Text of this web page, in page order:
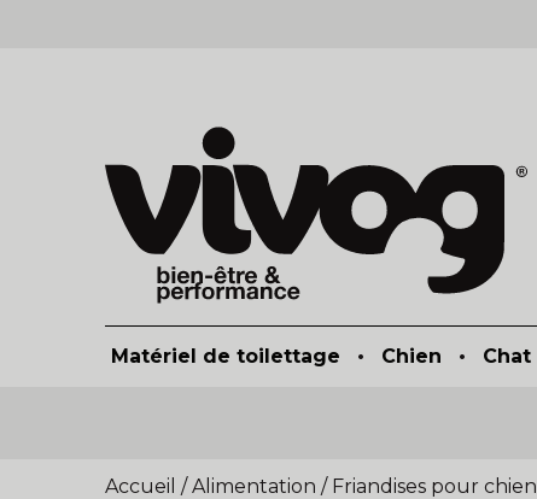
Matériel de toilettage • Chien • Chat
Accueil / Alimentation / Friandises pour chien